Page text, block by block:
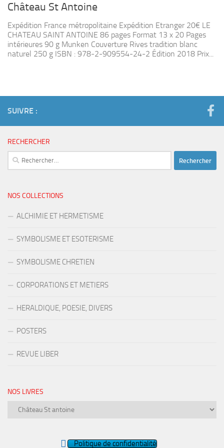
Château St Antoine
Expédition France métropolitaine Expédition Etranger 20€ LE
CHATEAU SAINT ANTOINE 86 pages Format 13 x 20 Pages
intérieures 90 g Munken Couverture Rives tradition blanc
naturel 250 g ISBN : 978-2-909554-24-2 Édition 2018 Prix...
SUIVRE :
RECHERCHER
Rechercher :
NOS COLLECTIONS
ALCHIMIE ET HERMETISME
SYMBOLISME ET ESOTERISME
SYMBOLISME CHRETIEN
CORPORATIONS ET METIERS
HERALDIQUE, POESIE, DIVERS
POSTERS
REVUE LIBER
NOS LIVRES
Nos
Politique de confidentialité